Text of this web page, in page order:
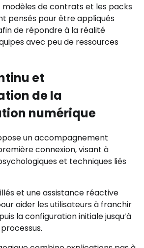
modèles de contrats et les packs
pensés pour être appliqués
de répondre à la réalité
avec peu de ressources
et
de la
numérique
un accompagnement
connexion, visant à
et techniques liés
et une assistance réactive
aider les utilisateurs à franchir
la configuration initiale jusqu’à